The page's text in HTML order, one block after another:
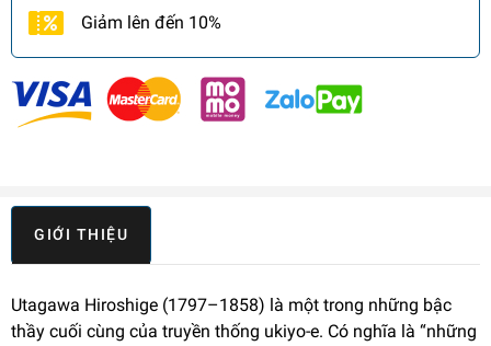
Giảm lên đến 10%
GIỚI THIỆU
Utagawa Hiroshige (1797–1858) là một trong những bậc
thầy cuối cùng của truyền thống ukiyo-e. Có nghĩa là “những